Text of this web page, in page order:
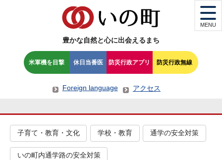
豊かな自然と心に出会えるまち
米軍機を目撃 休日当番医 防災行政アプリ 防災行政無線
Foreign language アクセス
MENU
子育て・教育・文化 学校・教育 通学の安全対策
いの町内通学路の安全対策